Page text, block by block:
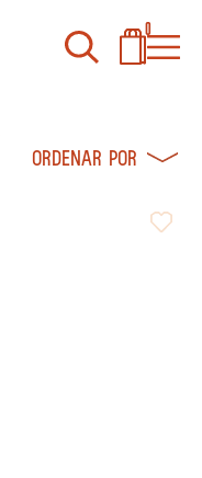
0